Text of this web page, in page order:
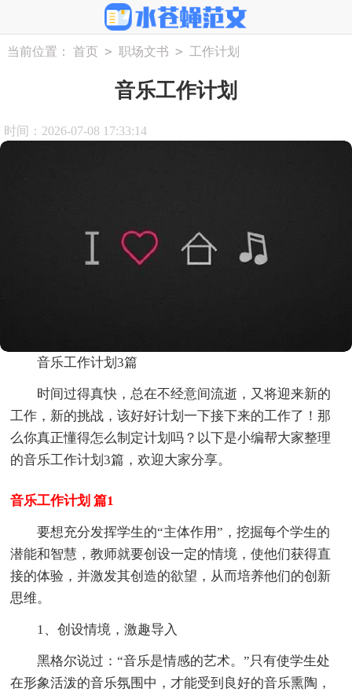
当前位置： 首页 > 职场文书 > 工作计划
音乐工作计划
时间：2026-07-08 17:33:14
音乐工作计划3篇
时间过得真快，总在不经意间流逝，又将迎来新的
工作，新的挑战，该好好计划一下接下来的工作了！那
么你真正懂得怎么制定计划吗？以下是小编帮大家整理
的音乐工作计划3篇，欢迎大家分享。
音乐工作计划 篇1
要想充分发挥学生的“主体作用”，挖掘每个学生的
潜能和智慧，教师就要创设一定的情境，使他们获得直
接的体验，并激发其创造的欲望，从而培养他们的创新
思维。
1、创设情境，激趣导入
黑格尔说过：“音乐是情感的艺术。”只有使学生处
在形象活泼的音乐氛围中，才能受到良好的音乐熏陶，